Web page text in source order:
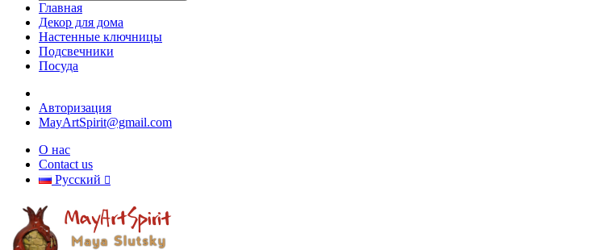
Главная
Декор для дома
Настенные ключницы
Подсвечники
Посуда
Авторизация
MayArtSpirit@gmail.com
О нас
Contact us
Русский